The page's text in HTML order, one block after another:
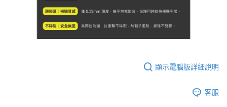
顯示電腦版詳細說明
客服